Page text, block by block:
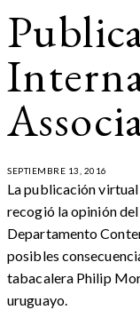
SEPTIEMBRE 13, 2016
La publicación
recogió la opinión
Departamento
posibles
tabacalera Philip
uruguayo.